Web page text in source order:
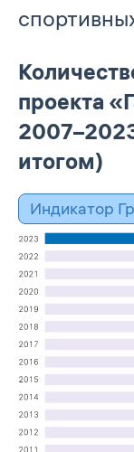
проекта
итогом)
Индикатор